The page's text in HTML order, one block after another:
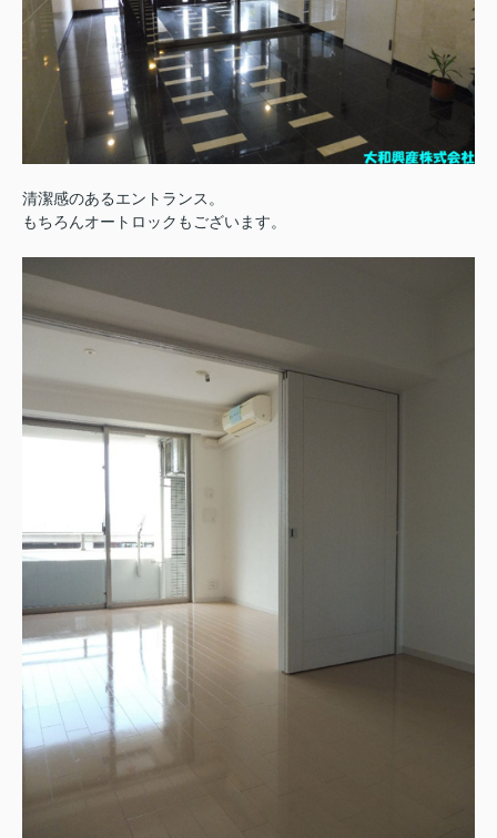
清潔感のあるエントランス。
もちろんオートロックもございます。